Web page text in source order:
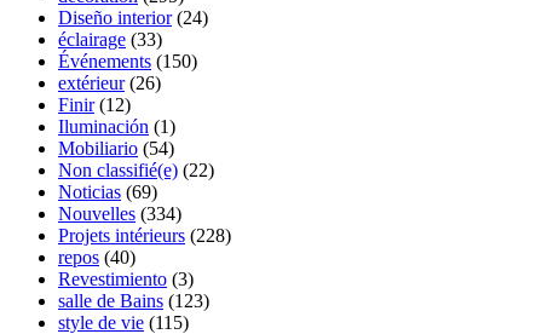
Diseño interior(24)
éclairage (33)
Événements (150)
extérieur(26)
Finir(12)
Iluminación (1)
Mobiliario (54)
Non classifié(e) (22)
Noticias (69)
Nouvelles (334)
Projets intérieurs (228)
repos (40)
Revestimiento (3)
salle de Bains (123)
style de vie (115)